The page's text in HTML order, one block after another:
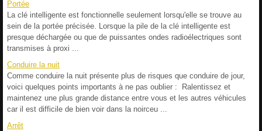
Portée
La clé intelligente est fonctionnelle seulement lorsqu'elle se trouve au
sein de la portée précisée. Lorsque la pile de la clé intelligente est
presque déchargée ou que de puissantes ondes radioélectriques sont
transmises à proxi ...
Conduire la nuit
Comme conduire la nuit présente plus de risques que conduire de jour,
voici quelques points importants à ne pas oublier : Ralentissez et
maintenez une plus grande distance entre vous et les autres véhicules
car il est difficile de bien voir dans la noirceu ...
Arrêt